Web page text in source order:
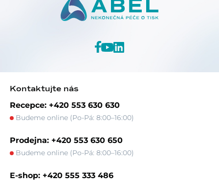
Kontaktujte nás
Recepce: +420 553 630 630
Budeme online (Po-Pá: 8:00–16:00)
Prodejna: +420 553 630 650
Budeme online (Po-Pá: 8:00–16:00)
E-shop: +420 555 333 486